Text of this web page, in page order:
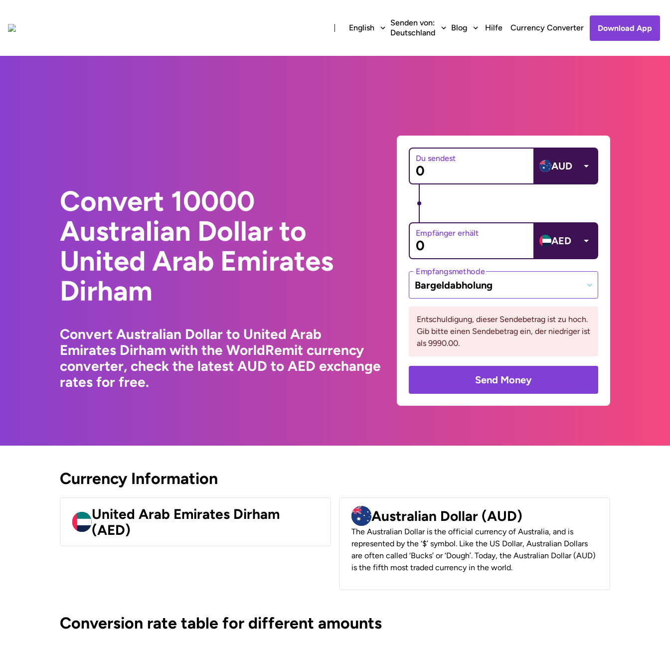
English
Senden von:
Deutschland
Blog Hilfe Currency Converter Download App
Convert 10000
Australian Dollar to
United Arab Emirates
Dirham
Convert Australian Dollar to United Arab
Emirates Dirham with the WorldRemit currency
converter, check the latest AUD to AED exchange
rates for free.
Du sendest
AUD
Empfänger erhält
AED
Empfangsmethode
Bargeldabholung
Entschuldigung, dieser Sendebetrag ist zu hoch.
Gib bitte einen Sendebetrag ein, der niedriger ist
als 9990.00.
Send Money
Currency Information
United Arab Emirates Dirham
(AED)
Australian Dollar (AUD)
The Australian Dollar is the official currency of Australia, and is
represented by the ‘$’ symbol. Like the US Dollar, Australian Dollars
are often called ‘Bucks’ or ‘Dough’. Today, the Australian Dollar (AUD)
is the fifth most traded currency in the world.
Conversion rate table for different amounts